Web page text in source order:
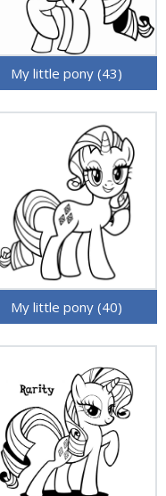
My little pony (43)
My little pony (40)